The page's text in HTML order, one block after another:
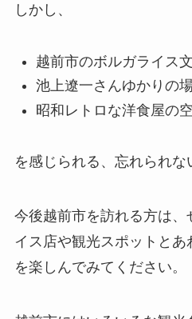
しかし、
越前市のボルガライス
池上遼一さんゆかりの
昭和レトロな洋食屋の
を感じられる、忘れられな
今後越前市を訪れる方は、
イス店や観光スポットと
を楽しんでみてください。